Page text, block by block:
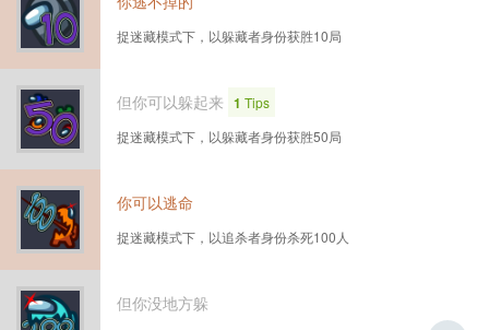
捉迷藏模式下，以躲藏者身份获胜10局
但你可以躲起来 1 Tips
捉迷藏模式下，以躲藏者身份获胜50局
你可以逃命
捉迷藏模式下，以追杀者身份杀死100人
但你没地方躲